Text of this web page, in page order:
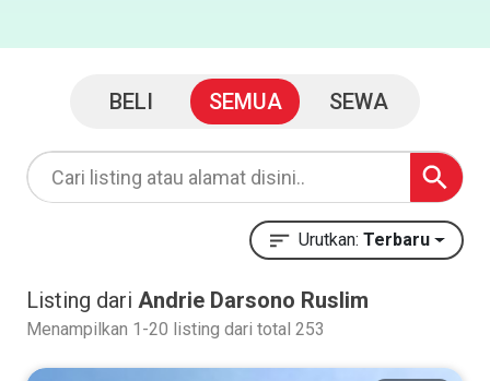
BELI SEMUA SEWA
Urutkan: Terbaru
Listing dari Andrie Darsono Ruslim
Menampilkan 1-20 listing dari total 253